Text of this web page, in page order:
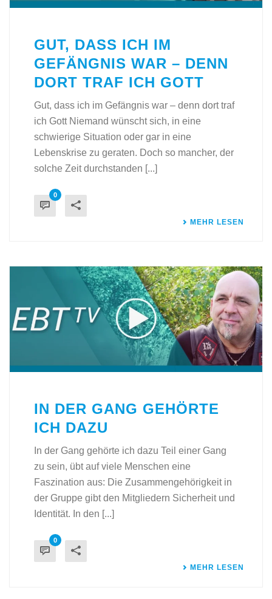
GUT, DASS ICH IM
GEFÄNGNIS WAR – DENN
DORT TRAF ICH GOTT
Gut, dass ich im Gefängnis war – denn dort traf
ich Gott Niemand wünscht sich, in eine
schwierige Situation oder gar in eine
Lebenskrise zu geraten. Doch so mancher, der
solche Zeit durchstanden [...]
0
MEHR LESEN
IN DER GANG GEHÖRTE
ICH DAZU
In der Gang gehörte ich dazu Teil einer Gang
zu sein, übt auf viele Menschen eine
Faszination aus: Die Zusammengehörigkeit in
der Gruppe gibt den Mitgliedern Sicherheit und
Identität. In den [...]
0
MEHR LESEN